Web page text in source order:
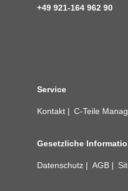
+49 921-164 962 90
Service
Kontakt C-Teile
Gesetzliche
Datenschutz AGB